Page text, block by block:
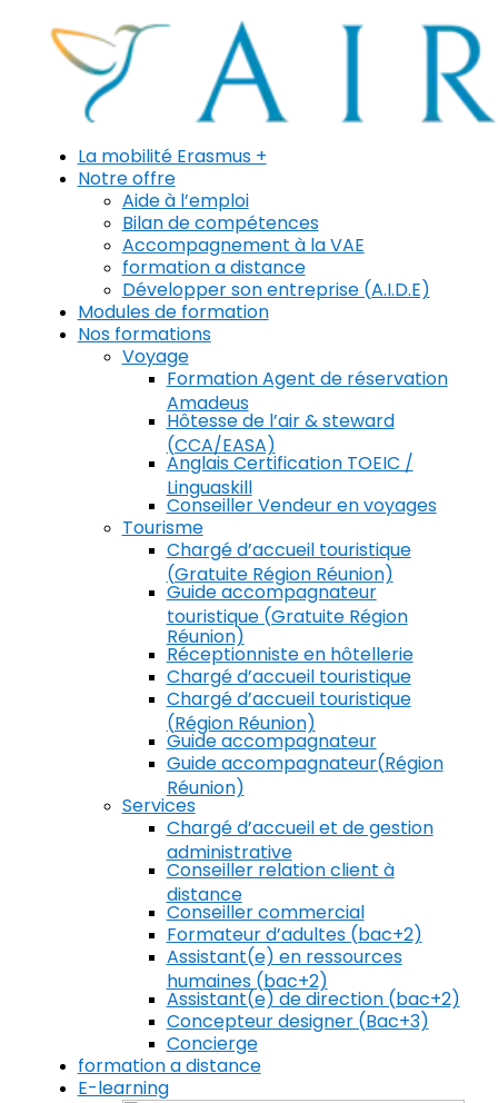
La mobilité Erasmus +
Notre offre
Aide à l’emploi
Bilan de compétences
Accompagnement à la VAE
formation a distance
Développer son entreprise (A.I.D.E)
Modules de formation
Nos formations
Voyage
Formation Agent de réservation
Amadeus
Hôtesse de l’air & steward
(CCA/EASA)
Anglais Certification TOEIC /
Linguaskill
Conseiller Vendeur en voyages
Tourisme
Chargé d’accueil touristique
(Gratuite Région Réunion)
Guide accompagnateur
touristique (Gratuite Région
Réunion)
Réceptionniste en hôtellerie
Chargé d’accueil touristique
Chargé d’accueil touristique
(Région Réunion)
Guide accompagnateur
Guide accompagnateur(Région
Réunion)
Services
Chargé d’accueil et de gestion
administrative
Conseiller relation client à
distance
Conseiller commercial
Formateur d’adultes (bac+2)
Assistant(e) en ressources
humaines (bac+2)
Assistant(e) de direction (bac+2)
Concepteur designer (Bac+3)
Concierge
formation a distance
E-learning